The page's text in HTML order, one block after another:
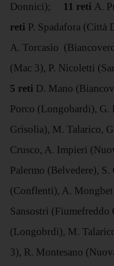
Donnici); 11 reti A.
reti P. Spadafora (Città
A. Torcasio
(Mac 3), P. Nicoletti
5 reti D. Mano
Porco (Longobardi), G.
Grisolia), M. Talarico,
Crusco, A. Impieri
Palermo (Belvedere),
(Conflenti), A.
Sansostri (Fiumefreddo
(Longobrdi), M.
3), R. Montesano